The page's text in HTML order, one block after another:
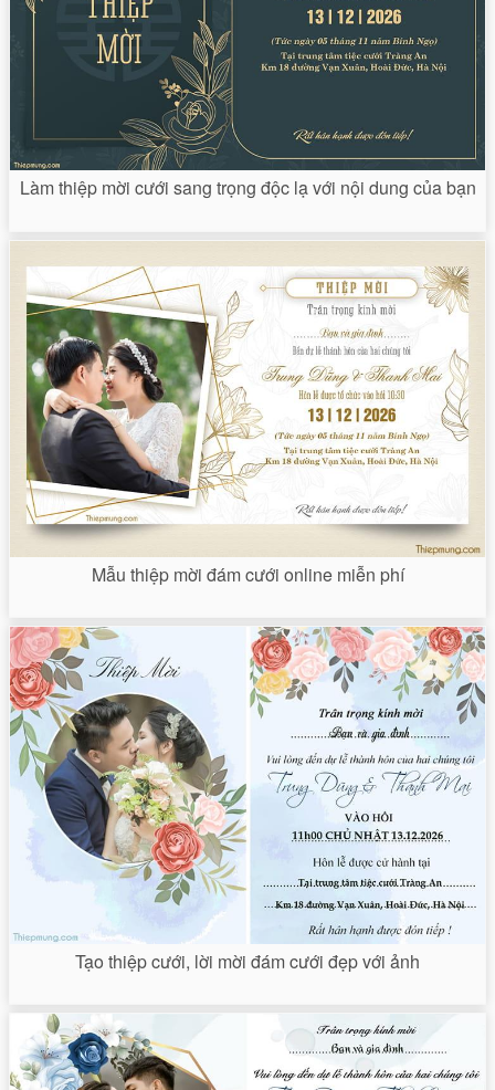
Làm thiệp mời cưới sang trọng độc lạ với nội dung của bạn
Mẫu thiệp mời đám cưới online miễn phí
Tạo thiệp cưới, lời mời đám cưới đẹp với ảnh